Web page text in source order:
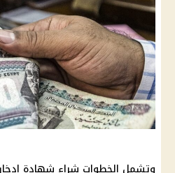
وتشمل الخطوات شراء شهادة